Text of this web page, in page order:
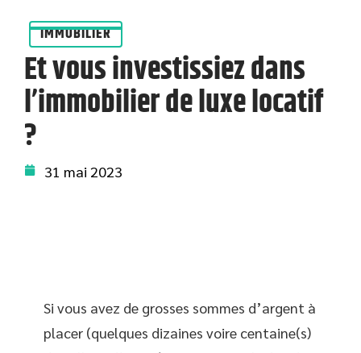
IMMOBILIER
Et vous investissiez dans
l’immobilier de luxe locatif
?
31 mai 2023
Si vous avez de grosses sommes d’argent à
placer (quelques dizaines voire centaine(s)